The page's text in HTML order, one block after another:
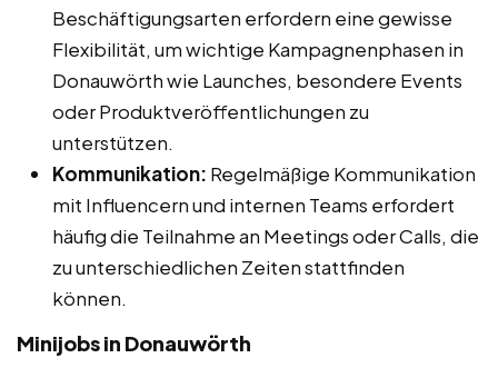
Beschäftigungsarten erfordern eine gewisse
Flexibilität, um wichtige Kampagnenphasen in
Donauwörth wie Launches, besondere Events
oder Produktveröffentlichungen zu
unterstützen.
Kommunikation: Regelmäßige Kommunikation
mit Influencern und internen Teams erfordert
häufig die Teilnahme an Meetings oder Calls, die
zu unterschiedlichen Zeiten stattfinden
können.
Minijobs in Donauwörth